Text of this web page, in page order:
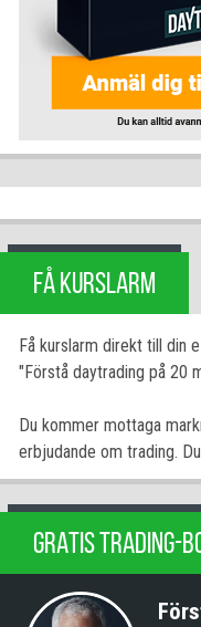
FÅ KURSLARM
Få kurslarm direkt till din
"Förstå daytrading på 20
Du kommer mottaga
erbjudande om trading.
GRATIS TRADING-